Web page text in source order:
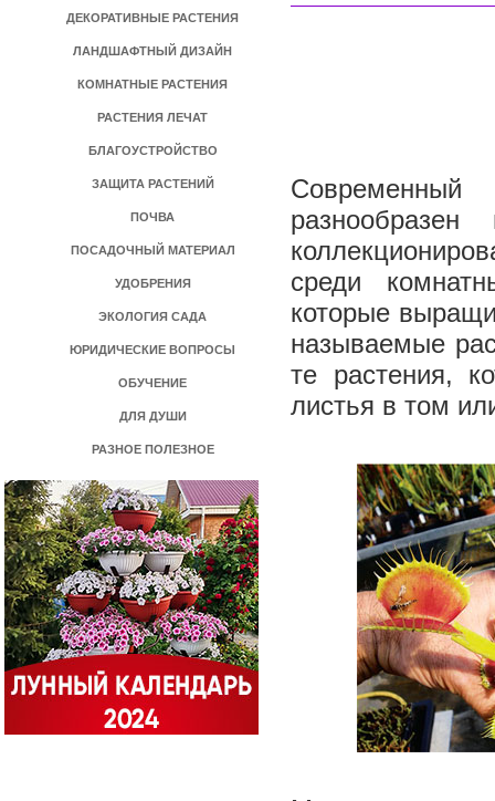
ДЕКОРАТИВНЫЕ РАСТЕНИЯ
ЛАНДШАФТНЫЙ ДИЗАЙН
КОМНАТНЫЕ РАСТЕНИЯ
РАСТЕНИЯ ЛЕЧАТ
БЛАГОУСТРОЙСТВО
ЗАЩИТА РАСТЕНИЙ
ПОЧВА
ПОСАДОЧНЫЙ МАТЕРИАЛ
УДОБРЕНИЯ
ЭКОЛОГИЯ САДА
ЮРИДИЧЕСКИЕ ВОПРОСЫ
ОБУЧЕНИЕ
ДЛЯ ДУШИ
РАЗНОЕ ПОЛЕЗНОЕ
Современный
среди
которые
называемые
те растения,
листья в том